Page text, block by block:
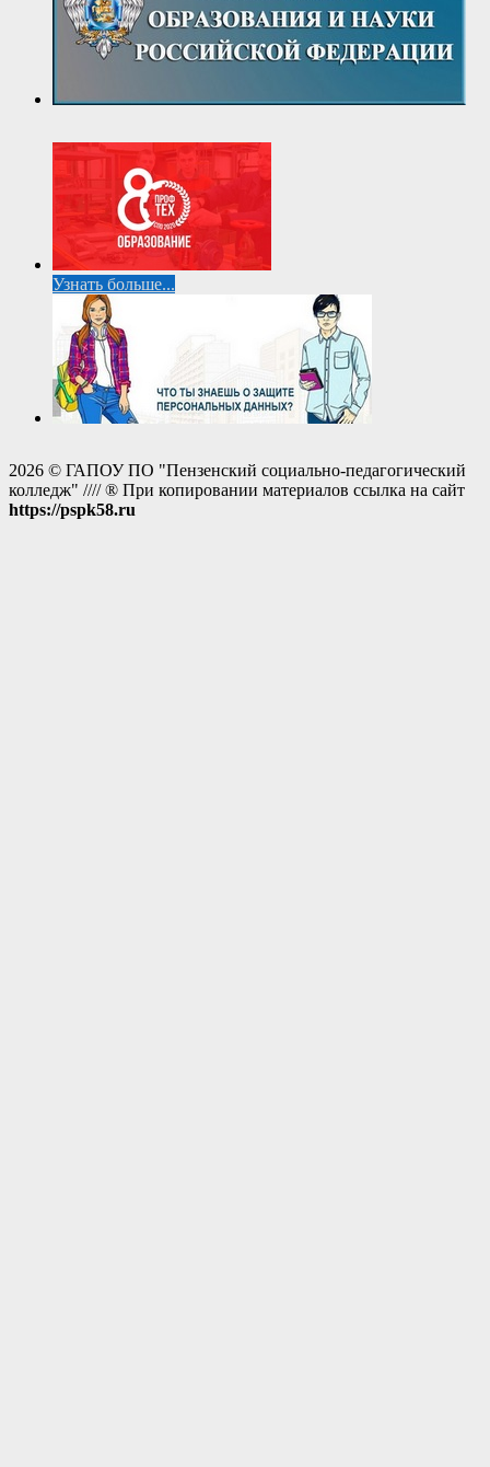
Узнать больше...
2026 © ГАПОУ ПО "Пензенский социально-педагогический
колледж" //// ® При копировании материалов ссылка на сайт
https://pspk58.ru